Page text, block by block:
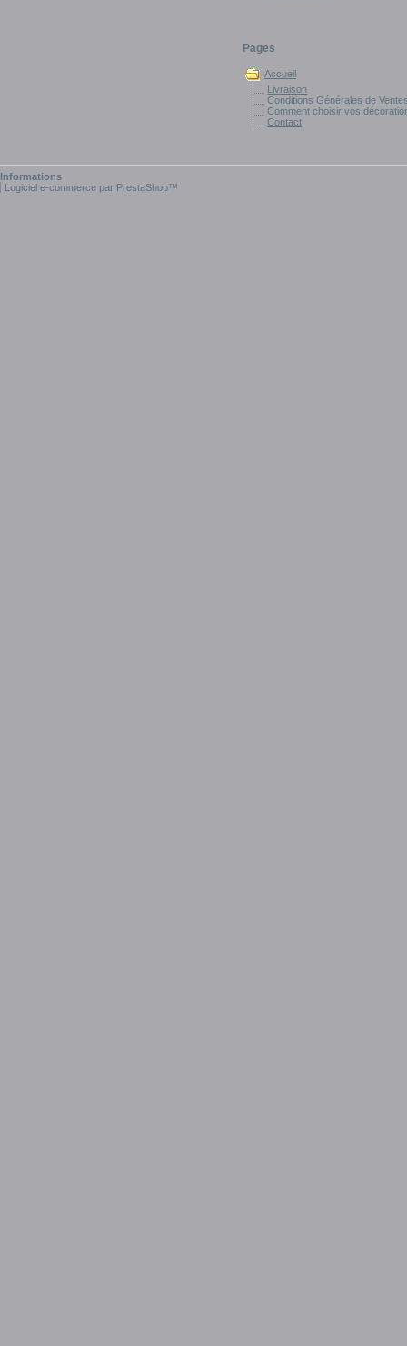
Pages
Accueil
Livraison
Conditions Générales de
Comment choisir vos
Contact
Informations
Logiciel e-commerce par PrestaShop™